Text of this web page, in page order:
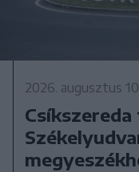
2026. augusztus